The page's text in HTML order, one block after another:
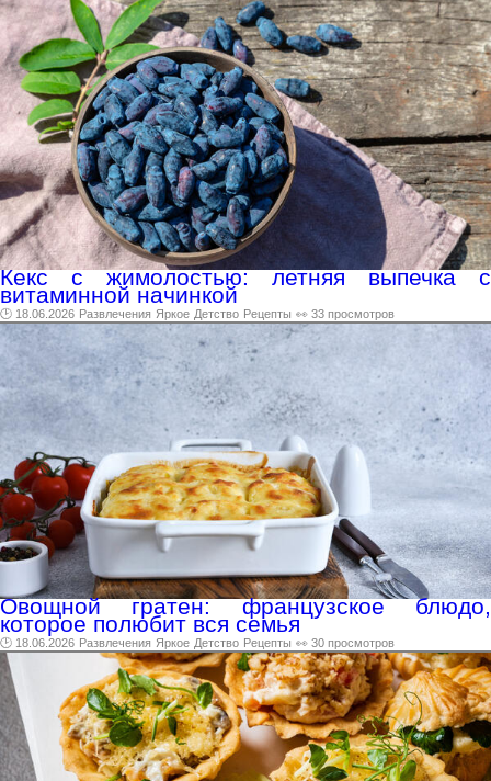
Кекс с жимолостью: летняя выпечка с
витаминной начинкой
🕑 18.06.2026 Развлечения Яркое Детство Рецепты 👀 33 просмотров
Овощной гратен: французское блюдо,
которое полюбит вся семья
🕑 18.06.2026 Развлечения Яркое Детство Рецепты 👀 30 просмотров